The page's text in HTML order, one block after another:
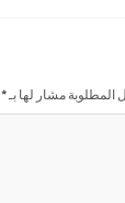
المطلوبة مشار لها بـ*